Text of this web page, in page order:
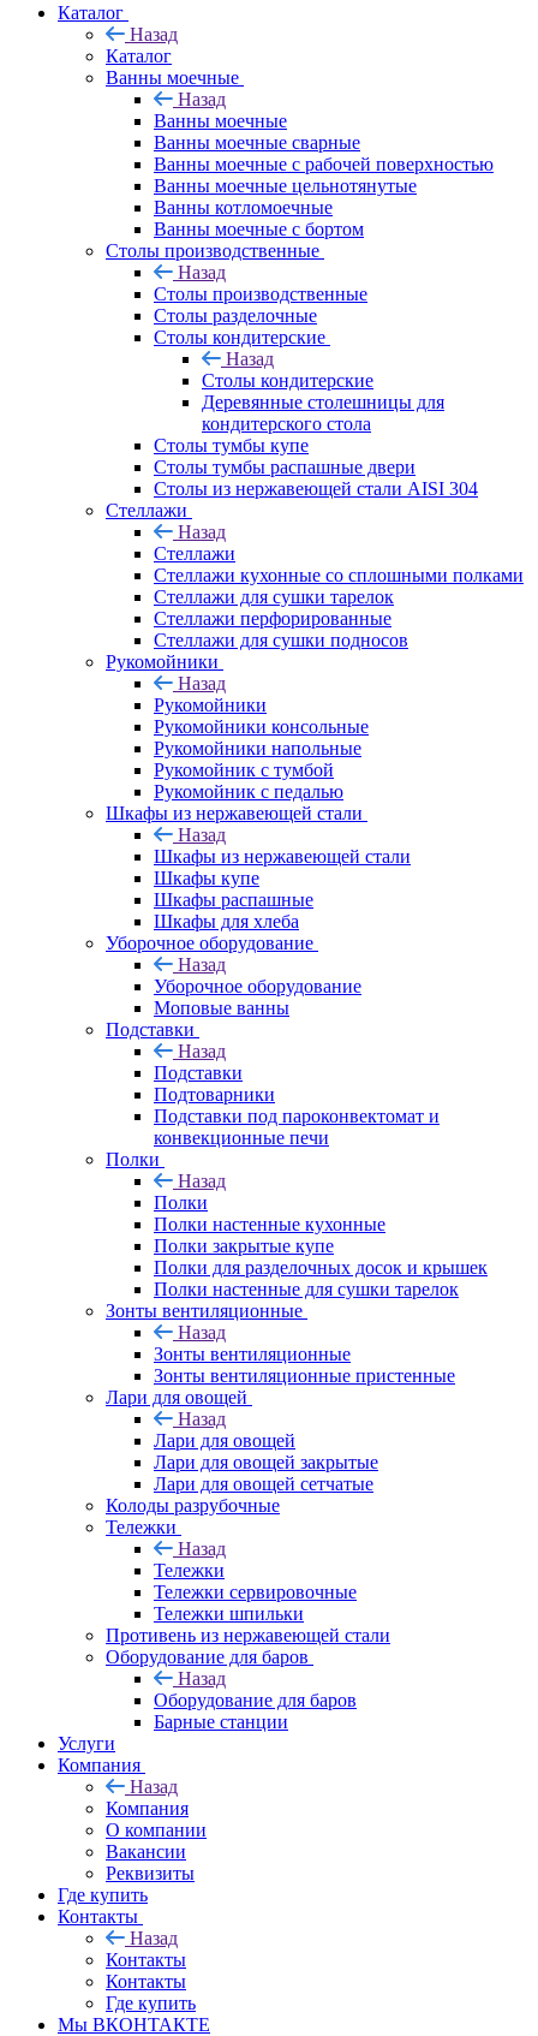
Каталог
Назад
Каталог
Ванны моечные
Назад
Ванны моечные
Ванны моечные сварные
Ванны моечные с рабочей поверхностью
Ванны моечные цельнотянутые
Ванны котломоечные
Ванны моечные с бортом
Столы производственные
Назад
Столы производственные
Столы разделочные
Столы кондитерские
Назад
Столы кондитерские
Деревянные столешницы для
кондитерского стола
Столы тумбы купе
Столы тумбы распашные двери
Столы из нержавеющей стали AISI 304
Стеллажи
Назад
Стеллажи
Стеллажи кухонные со сплошными полками
Стеллажи для сушки тарелок
Стеллажи перфорированные
Стеллажи для сушки подносов
Рукомойники
Назад
Рукомойники
Рукомойники консольные
Рукомойники напольные
Рукомойник с тумбой
Рукомойник с педалью
Шкафы из нержавеющей стали
Назад
Шкафы из нержавеющей стали
Шкафы купе
Шкафы распашные
Шкафы для хлеба
Уборочное оборудование
Назад
Уборочное оборудование
Моповые ванны
Подставки
Назад
Подставки
Подтоварники
Подставки под пароконвектомат и
конвекционные печи
Полки
Назад
Полки
Полки настенные кухонные
Полки закрытые купе
Полки для разделочных досок и крышек
Полки настенные для сушки тарелок
Зонты вентиляционные
Назад
Зонты вентиляционные
Зонты вентиляционные пристенные
Лари для овощей
Назад
Лари для овощей
Лари для овощей закрытые
Лари для овощей сетчатые
Колоды разрубочные
Тележки
Назад
Тележки
Тележки сервировочные
Тележки шпильки
Противень из нержавеющей стали
Оборудование для баров
Назад
Оборудование для баров
Барные станции
Услуги
Компания
Назад
Компания
О компании
Вакансии
Реквизиты
Где купить
Контакты
Назад
Контакты
Контакты
Где купить
Мы ВКОНТАКТЕ